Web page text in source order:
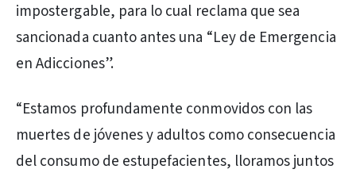
impostergable, para lo cual reclama que sea
sancionada cuanto antes una “Ley de Emergencia
en Adicciones”.
“Estamos profundamente conmovidos con las
muertes de jóvenes y adultos como consecuencia
del consumo de estupefacientes, lloramos juntos